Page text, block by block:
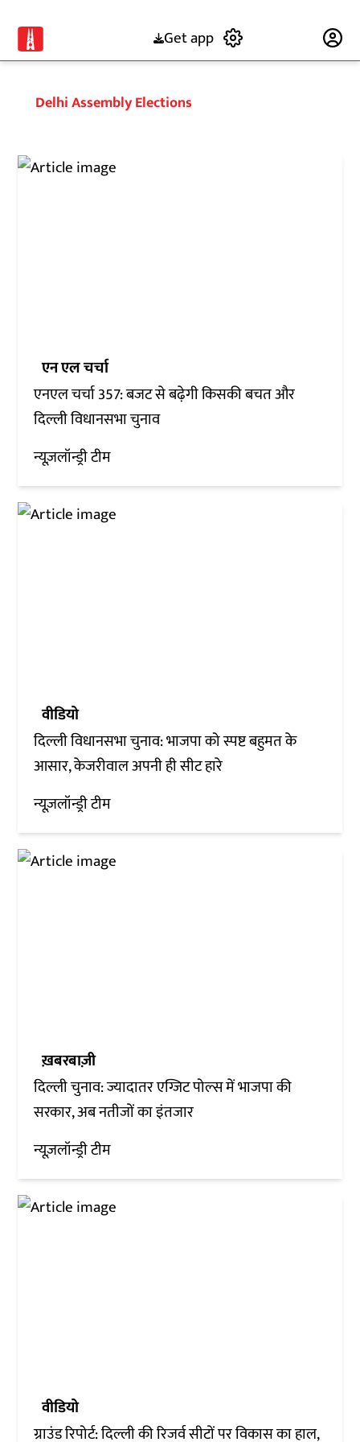
Get app
Delhi Assembly Elections
एन एल चर्चा
एनएल चर्चा 357: बजट से बढ़ेगी किसकी बचत और
दिल्ली विधानसभा चुनाव
न्यूज़लॉन्ड्री टीम
वीडियो
दिल्ली विधानसभा चुनाव: भाजपा को स्पष्ट बहुमत के
आसार, केजरीवाल अपनी ही सीट हारे
न्यूज़लॉन्ड्री टीम
ख़बरबाज़ी
दिल्ली चुनाव: ज्यादातर एग्जिट पोल्स में भाजपा की
सरकार, अब नतीजों का इंतजार
न्यूज़लॉन्ड्री टीम
वीडियो
ग्राउंड रिपोर्ट: दिल्ली की रिजर्व सीटों पर विकास का हाल,